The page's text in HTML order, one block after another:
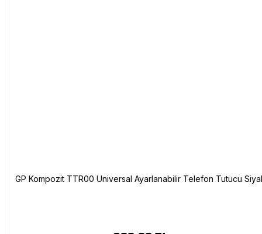
GP Kompozit TTR00 Universal Ayarlanabilir Telefon Tutucu